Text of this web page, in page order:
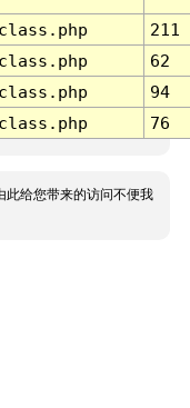
211
62
94
76
此给您带来的访问不便我